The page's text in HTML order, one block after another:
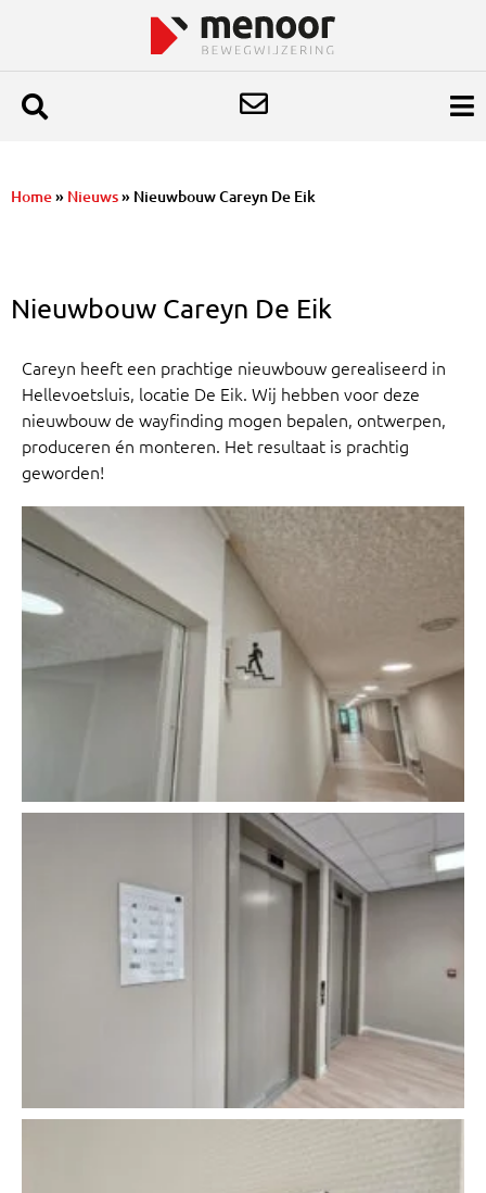
Home» Nieuws» Nieuwbouw Careyn De Eik
Nieuwbouw Careyn De Eik
Careyn heeft een prachtige nieuwbouw gerealiseerd in
Hellevoetsluis, locatie De Eik. Wij hebben voor deze
nieuwbouw de wayfinding mogen bepalen, ontwerpen,
produceren én monteren. Het resultaat is prachtig
geworden!